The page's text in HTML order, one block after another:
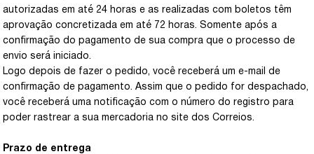
autorizadas em até 24 horas e as realizadas com boletos têm
aprovação concretizada em até 72 horas. Somente após a
confirmação do pagamento de sua compra que o processo de
envio será iniciado.
Logo depois de fazer o pedido, você receberá um e-mail de
confirmação de pagamento. Assim que o pedido for despachado,
você receberá uma notificação com o número do registro para
poder rastrear a sua mercadoria no site dos Correios.
Prazo de entrega